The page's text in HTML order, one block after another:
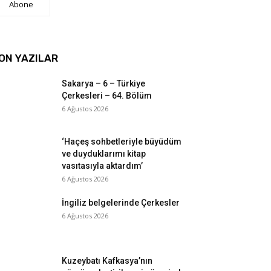
Abone
YAZILAR
Sakarya – 6 – Türkiye
Çerkesleri – 64. Bölüm
6 Ağustos 2026
‘Haçeş sohbetleriyle büyüdüm
ve duyduklarımı kitap
vasıtasıyla aktardım’
6 Ağustos 2026
İngiliz belgelerinde Çerkesler
6 Ağustos 2026
Kuzeybatı Kafkasya’nın